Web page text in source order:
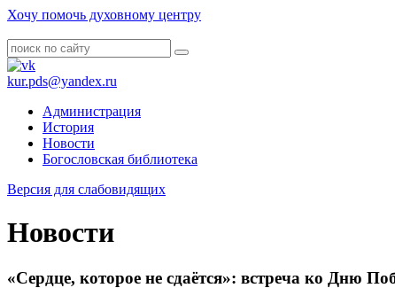
Хочу помочь духовному центру
kur.pds@yandex.ru
Администрация
История
Новости
Богословская библиотека
Версия для слабовидящих
Новости
«Сердце, которое не сдаётся»: встреча ко Дню